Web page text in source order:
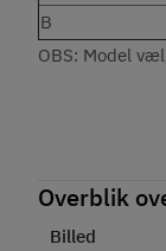
B
OBS: Model
Overblik
Billed